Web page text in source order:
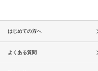
はじめての方へ
よくある質問